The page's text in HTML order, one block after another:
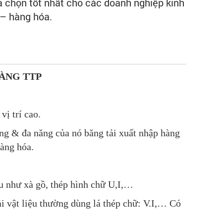
hàng hóa.
TTP
vị trí cao.
& đa năng của nó băng tải xuất nhập hàng
hóa.
như xà gồ, thép hình chữ U,I,…
vật liệu thường dùng lá thép chữ: V.I,… Có